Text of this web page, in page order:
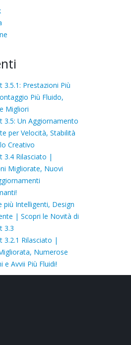
3.5.1: Prestazioni Più
Più Fluido,
Migliori
3.5: Un Aggiornamento
per Velocità, Stabilità
Creativo
3.4 Rilasciato |
Migliorate, Nuovi
più Intelligenti, Design
| Scopri le Novità di
3.3
3.2.1 Rilasciato |
Numerose
e Avvii Più Fluidi!